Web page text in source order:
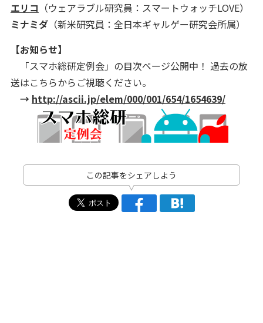
エリコ （ウェアラブル研究員：スマートウォッチLOVE）
ミナミダ（新米研究員：全日本ギャルゲー研究会所属）
【お知らせ】
「スマホ総研定例会」の目次ページ公開中！ 過去の放
送はこちらからご視聴ください。
→ http://ascii.jp/elem/000/001/654/1654639/
この記事をシェアしよう